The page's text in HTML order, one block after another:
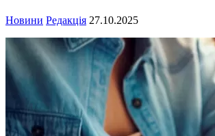
Новини Редакція 27.10.2025